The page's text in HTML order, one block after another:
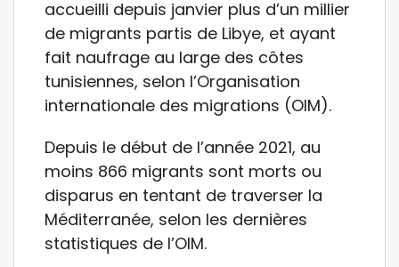
accueilli depuis janvier plus d’un millier
de migrants partis de Libye, et ayant
fait naufrage au large des côtes
tunisiennes, selon l’Organisation
internationale des migrations (OIM).
Depuis le début de l’année 2021, au
moins 866 migrants sont morts ou
disparus en tentant de traverser la
Méditerranée, selon les dernières
statistiques de l’OIM.